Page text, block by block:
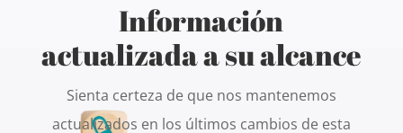
Información
actualizada a su alcance
Sienta certeza de que nos mantenemos
actualizados en los últimos cambios de esta